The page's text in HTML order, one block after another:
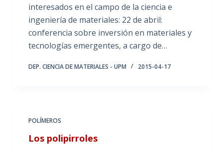
interesados en el campo de la ciencia e
ingeniería de materiales: 22 de abril:
conferencia sobre inversión en materiales y
tecnologías emergentes, a cargo de…
DEP. CIENCIA DE MATERIALES - UPM 2015-04-17
POLÍMEROS
Los polipirroles